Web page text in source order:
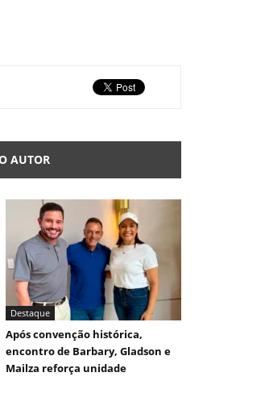
AUTOR
Destaque
Após convenção histórica,
encontro de Barbary, Gladson e
Mailza reforça unidade